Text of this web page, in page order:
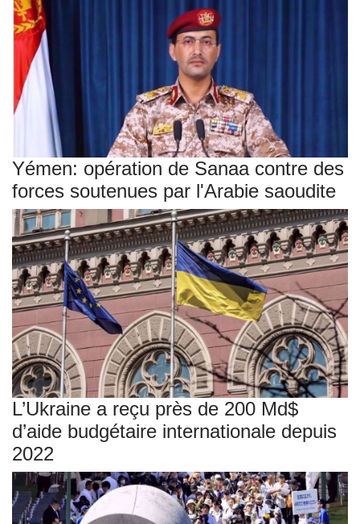
Yémen: opération de Sanaa contre des
forces soutenues par l'Arabie saoudite
L’Ukraine a reçu près de 200 Md$
d’aide budgétaire internationale depuis
2022